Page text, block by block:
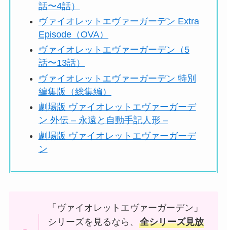
話〜4話）
ヴァイオレットエヴァーガーデン Extra
Episode（OVA）
ヴァイオレットエヴァーガーデン（5
話〜13話）
ヴァイオレットエヴァーガーデン 特別
編集版（総集編）
劇場版 ヴァイオレットエヴァーガーデ
ン 外伝 – 永遠と自動手記人形 –
劇場版 ヴァイオレットエヴァーガーデ
ン
「ヴァイオレットエヴァーガーデン」
シリーズを見るなら、全シリーズ見放